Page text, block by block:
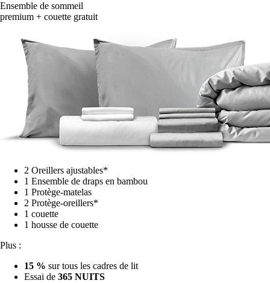
Ensemble de sommeil
premium + couette gratuit
2 Oreillers ajustables*
1 Ensemble de draps en bambou
1 Protège-matelas
2 Protège-oreillers*
1 couette
1 housse de couette
Plus :
15 % sur tous les cadres de lit
Essai de 365 NUITS